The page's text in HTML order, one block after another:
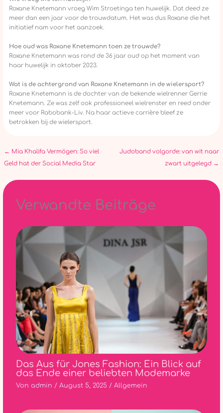
Roxane Knetemann vroeg Wim Stroetinga ten huwelijk. Dat deed ze
meer dan een jaar voor de trouwdatum. Het was dus Roxane die het
initiatief nam voor het aanzoek.
Hoe oud was Roxane Knetemann toen ze trouwde?
Roxane Knetemann was rond de 36 jaar oud op het moment van
haar huwelijk in oktober 2023.
Wat is de achtergrond van Roxane Knetemann in de wielersport?
Roxane Knetemann is de dochter van de bekende wielrenner Gerrie
Knetemann. Ze was zelf ook professioneel wielrenster en reed onder
meer voor Rabobank-Liv. Na haar actieve carrière bleef ze
betrokken bij de wielersport.
← Mia Khalifa Vermögen: So viel
Geld hat der Social Media Star
Judoband volgorde: van wit naar
zwart uitgelegd →
Verwandte Beiträge
Das Aus für Jones Fashion: Ein Blick auf
das Ende einer beliebten Modemarke
Von admin / August 5, 2025 / Allgemein